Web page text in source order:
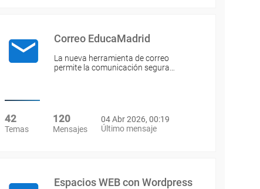
Correo EducaMadrid
La nueva herramienta de correo
permite la comunicación segura…
42
Temas
120
Mensajes
04 Abr 2026, 00:19
Último mensaje
Espacios WEB con Wordpress